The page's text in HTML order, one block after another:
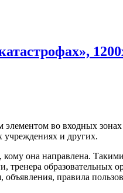
элементом во входных
учреждениях и других.
она направлена.
тренера
правила